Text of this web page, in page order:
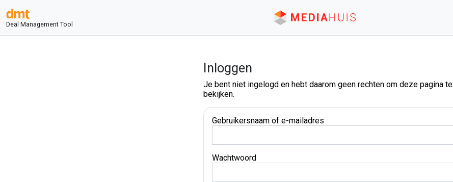
Deal Management Tool
Inloggen
Je bent niet ingelogd en hebt daarom geen rechten om deze pagina te
bekijken.
Gebruikersnaam of e-mailadres
Wachtwoord